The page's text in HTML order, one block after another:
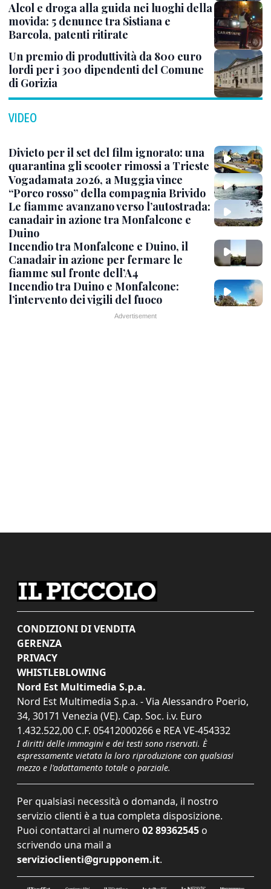
Alcol e droga alla guida nei luoghi della
movida: 5 denunce tra Sistiana e
Barcola, patenti ritirate
Un premio di produttività da 800 euro
lordi per i 300 dipendenti del Comune
di Gorizia
VIDEO
Divieto per il set del film ignorato: una
quarantina gli scooter rimossi a Trieste
Vogadamata 2026, a Muggia vince
“Porco rosso” della compagnia Brivido
Le fiamme avanzano verso l’autostrada:
canadair in azione tra Monfalcone e
Duino
Incendio tra Monfalcone e Duino, il
Canadair in azione per fermare le
fiamme sul fronte dell’A4
Incendio tra Duino e Monfalcone:
l’intervento dei vigili del fuoco
CONDIZIONI DI VENDITA
GERENZA
PRIVACY
WHISTLEBLOWING
Nord Est Multimedia S.p.a.
Nord Est Multimedia S.p.a. - Via Alessandro Poerio,
34, 30171 Venezia (VE). Cap. Soc. i.v. Euro
1.432.522,00 C.F. 05412000266 e REA VE-454332
I diritti delle immagini e dei testi sono riservati. È
espressamente vietata la loro riproduzione con qualsiasi
mezzo e l'adattamento totale o parziale.
Per qualsiasi necessità o domanda, il nostro
servizio clienti è a tua completa disposizione.
Puoi contattarci al numero 02 89362545 o
scrivendo una mail a
servizioclienti@grupponem.it.